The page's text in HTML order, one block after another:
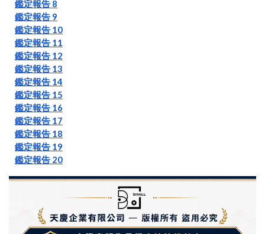
鑑定報告 8
鑑定報告 9
鑑定報告 10
鑑定報告 11
鑑定報告 12
鑑定報告 13
鑑定報告 14
鑑定報告 15
鑑定報告 16
鑑定報告 17
鑑定報告 18
鑑定報告 19
鑑定報告 20